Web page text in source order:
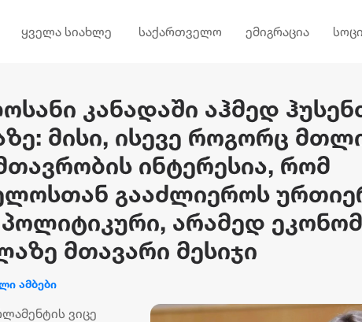
ყველა სიახლე საქართველო ემიგრაცია
კანადაში აჰმედ
მისი, ისევე როგორც
ინტერესია, რომ
გააძლიეროს
არამედ
მთავარი მესიჯი
ამბები
ვიცე